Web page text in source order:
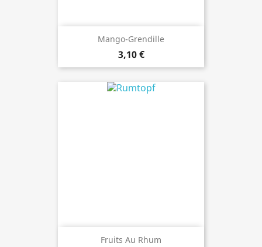
Mango-Grendille
3,10 €
Fruits Au Rhum